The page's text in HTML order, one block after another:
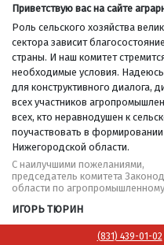
Приветствую вас на сайте
Роль сельского хозяйства
сектора зависит
страны. И наш комитет
необходимые условия.
для конструктивного диалога,
всех участников
всех, кто неравнодушен к
поучаствовать в
Нижегородской области.
С наилучшими пожеланиями,
председатель комитета
области по
ИГОРЬ ТЮРИН
(831) 439-01-02